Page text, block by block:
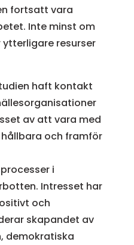
fortsatt vara
Inte minst om
resurser
haft kontakt
av att vara med
och framför
i
Intresset har
och
skapandet av
demokratiska